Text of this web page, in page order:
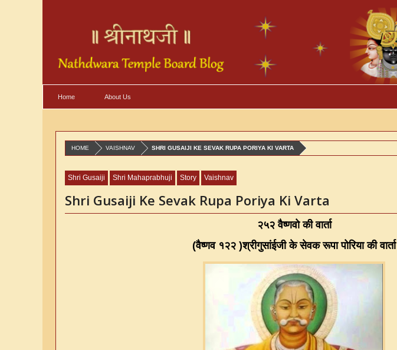
Home About Us
HOME VAISHNAV SHRI GUSAIJI KE SEVAK RUPA PORIYA KI VARTA
Shri Gusaiji Shri Mahaprabhuji Story Vaishnav
Shri Gusaiji Ke Sevak Rupa Poriya Ki Varta
२५२ वैष्णवो की वार्ता
(वैष्णव १२२ )श्रीगुसांईजी के सेवक रूपा पोरिया की वार्ता